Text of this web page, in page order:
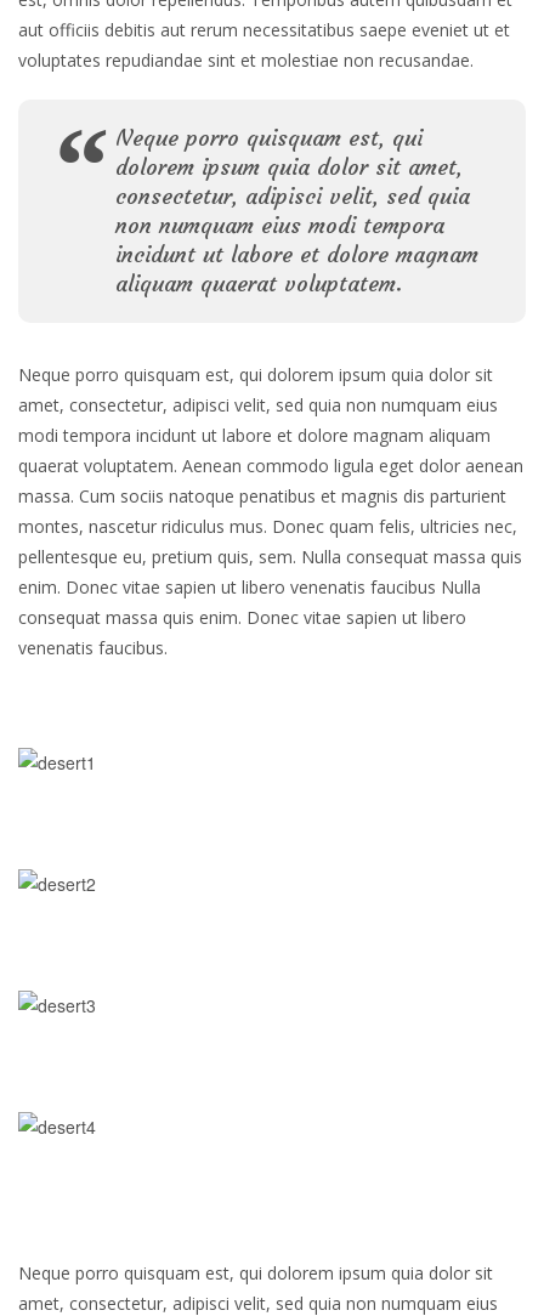
aut officiis debitis aut rerum necessitatibus saepe eveniet ut et
voluptates repudiandae sint et molestiae non recusandae.
Neque porro quisquam est, qui
dolorem ipsum quia dolor sit amet,
consectetur, adipisci velit, sed quia
non numquam eius modi tempora
incidunt ut labore et dolore magnam
aliquam quaerat voluptatem.
Neque porro quisquam est, qui dolorem ipsum quia dolor sit
amet, consectetur, adipisci velit, sed quia non numquam eius
modi tempora incidunt ut labore et dolore magnam aliquam
quaerat voluptatem. Aenean commodo ligula eget dolor aenean
massa. Cum sociis natoque penatibus et magnis dis parturient
montes, nascetur ridiculus mus. Donec quam felis, ultricies nec,
pellentesque eu, pretium quis, sem. Nulla consequat massa quis
enim. Donec vitae sapien ut libero venenatis faucibus Nulla
consequat massa quis enim. Donec vitae sapien ut libero
venenatis faucibus.
Neque porro quisquam est, qui dolorem ipsum quia dolor sit
amet, consectetur, adipisci velit, sed quia non numquam eius